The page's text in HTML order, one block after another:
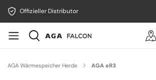
Offizieller Distributor
AGA Wärmespeicher Herde AGA eR3